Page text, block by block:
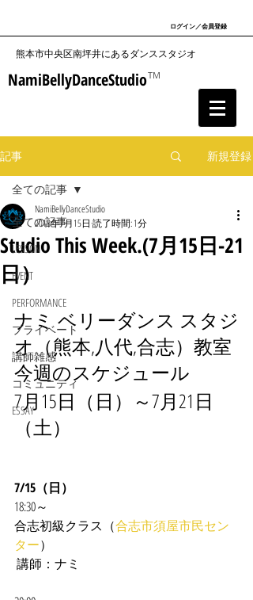
ログイン／会員登録
​熊本市中央区南坪井にあるダンススタジオ
NamiBellyDanceStudioTM
記事 新規登録
全ての記事
LESSON
EVENT
PERFORMANCE
プライベート
講師雑感
コミュニティ
ESSAY
全ての記事
Studio This Week.(7月15日-21
日）
NamiBellyDanceStudio
2018年7月15日 読了時間: 1分
ナミ ベリーダンス スタジ
オ（熊本,八代,合志）教室
今週のスケジュール
7月15日（日）～7月21日
（土）
7/15（日）
18:30～
合志初級クラス（合志市須屋市民セン
ター）
講師：ナミ